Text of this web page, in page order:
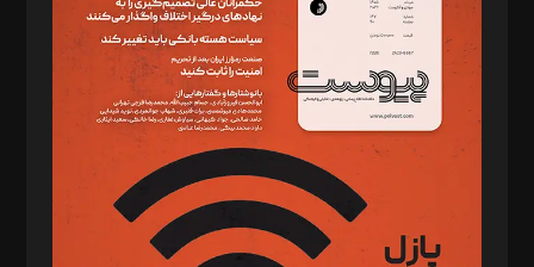
دبیر تحریریه: میثم قاسمی
د‌بیر ناداستان: سمانه سمیع
د‌بیر خدمت و تجارت: ابوالفضل رجبی
د‌بیر حقوق فناوری: حسام‌الدین ایپکچی
د‌بیر پیوست جهان: مینا پاکدل
د‌بیر تحریریه آنلاین: بابک نقاش
تحریریه‌: مجتبی محمود‌ی، آرش برهمند، یسنا امان‌پور، سروش کرمیان،
مصطفی مسجدی آرانی، ابوالفضل رجبی، زهرا فکرانه، فائزه فتحی